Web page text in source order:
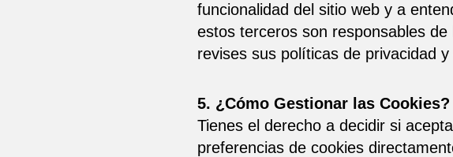
funcionalidad del sitio web y a
estos terceros son responsables
revises sus políticas de privacidad
5. ¿Cómo Gestionar las Cookies?
Tienes el derecho a decidir si
preferencias de cookies